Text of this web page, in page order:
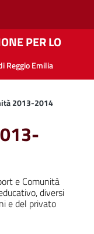
PER LO
Reggio Emilia
2013-2014
e Comunità
diversi
e del privato